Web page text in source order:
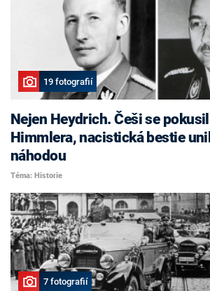
19 fotografií
Nejen Heydrich. Češi se
Himmlera, nacistická bestie
náhodou
Téma: Historie
7 fotografií